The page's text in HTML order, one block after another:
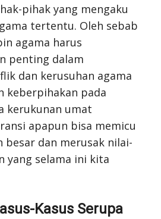
pihak yang mengaku
tertentu. Oleh sebab
agama harus
penting dalam
dan kerusuhan agama
keberpihakan pada
kerukunan umat
apapun bisa memicu
besar dan merusak nilai-
yang selama ini kita
Kasus Serupa